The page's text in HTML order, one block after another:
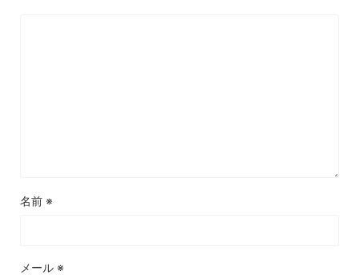
名前 ※
メール ※